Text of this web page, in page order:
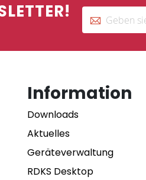
Information
Downloads
Aktuelles
Geräteverwaltung
RDKS Desktop